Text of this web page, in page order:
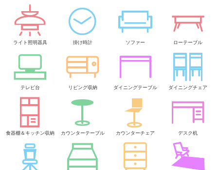
ライト照明器具 掛け時計 ソファー ローテーブル
テレビ台 リビング収納 ダイニングテーブル ダイニングチェア
食器棚＆キッチン収納 カウンターテーブル カウンターチェア デスク机